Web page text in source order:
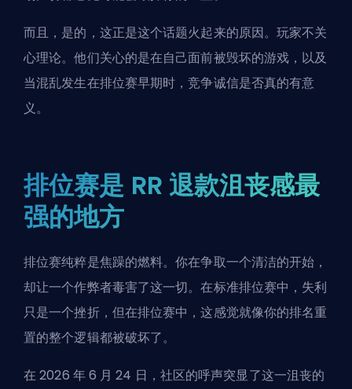
而且，是的，这正是这个话题火起来的原因。玩家不关
心理论。他们关心的是在自己面前被毁坏的游戏，以及
当混乱发生在排位赛早期时，竞争诚信是否真的有意
义。
排位赛是 RR 退款沮丧感最
强的地方
排位赛纯粹是焦躁的燃料。你在争取一个清洁的开始，
却让一个作弊者毒害了这一切。在标准排位赛中，失利
只是一个挫折，但在排位赛中，这感觉就像你的排名重
置的整个逻辑都被破坏了。
在 2026 年 6 月 24 日，社区的呼声突显了这一沮丧的